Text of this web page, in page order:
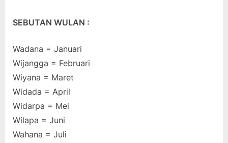
SEBUTAN WULAN :
Wadana = Januari
Wijangga = Februari
Wiyana = Maret
Widada = April
Widarpa = Mei
Wilapa = Juni
Wahana = Juli